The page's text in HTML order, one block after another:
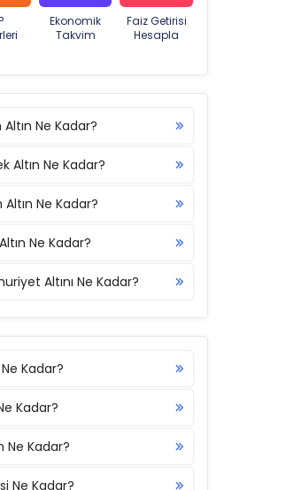
Ekonomik
Takvim
Faiz Getirisi
Hesapla
Ne Kadar?
Altın Ne Kadar?
Altın Ne Kadar?
Ne Kadar?
Altını Ne Kadar?
Kadar?
Kadar?
Ne Kadar?
Ne Kadar?